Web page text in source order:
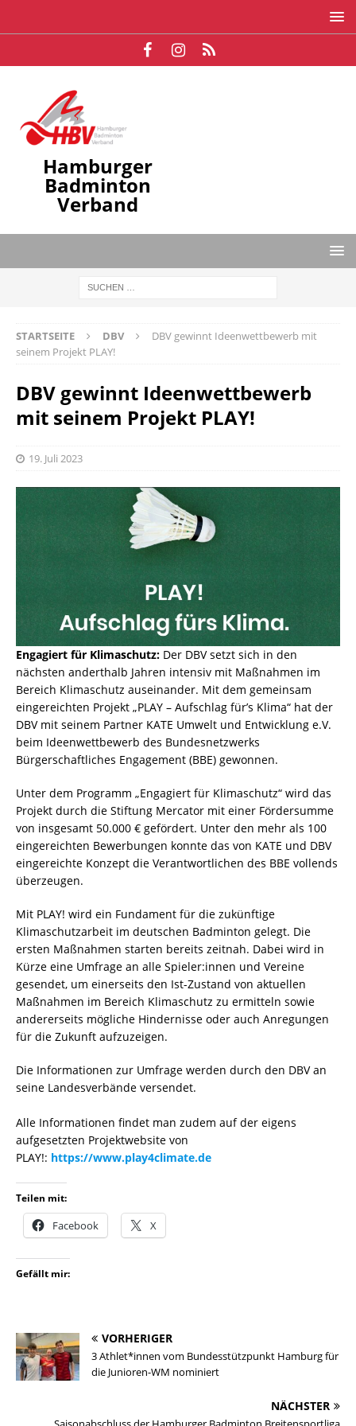
Hamburger
Badminton
Verband
STARTSEITE DBV
DBV gewinnt Ideenwettbewerb mit
seinem Projekt PLAY!
DBV gewinnt Ideenwettbewerb
mit seinem Projekt PLAY!
19. Juli 2023
Engagiert für Klimaschutz: Der DBV setzt sich in den
nächsten anderthalb Jahren intensiv mit Maßnahmen im
Bereich Klimaschutz auseinander. Mit dem gemeinsam
eingereichten Projekt „PLAY – Aufschlag für’s Klima“ hat der
DBV mit seinem Partner KATE Umwelt und Entwicklung e.V.
beim Ideenwettbewerb des Bundesnetzwerks
Bürgerschaftliches Engagement (BBE) gewonnen.
Unter dem Programm „Engagiert für Klimaschutz“ wird das
Projekt durch die Stiftung Mercator mit einer Fördersumme
von insgesamt 50.000 € gefördert. Unter den mehr als 100
eingereichten Bewerbungen konnte das von KATE und DBV
eingereichte Konzept die Verantwortlichen des BBE vollends
überzeugen.
Mit PLAY! wird ein Fundament für die zukünftige
Klimaschutzarbeit im deutschen Badminton gelegt. Die
ersten Maßnahmen starten bereits zeitnah. Dabei wird in
Kürze eine Umfrage an alle Spieler:innen und Vereine
gesendet, um einerseits den Ist-Zustand von aktuellen
Maßnahmen im Bereich Klimaschutz zu ermitteln sowie
andererseits mögliche Hindernisse oder auch Anregungen
für die Zukunft aufzuzeigen.
Die Informationen zur Umfrage werden durch den DBV an
seine Landesverbände versendet.
Alle Informationen findet man zudem auf der eigens
aufgesetzten Projektwebsite von
PLAY!: https://www.play4climate.de
Teilen mit:
Facebook X
Gefällt mir:
VORHERIGER
3 Athlet*innen vom Bundesstützpunkt Hamburg für
die Junioren-WM nominiert
NÄCHSTER